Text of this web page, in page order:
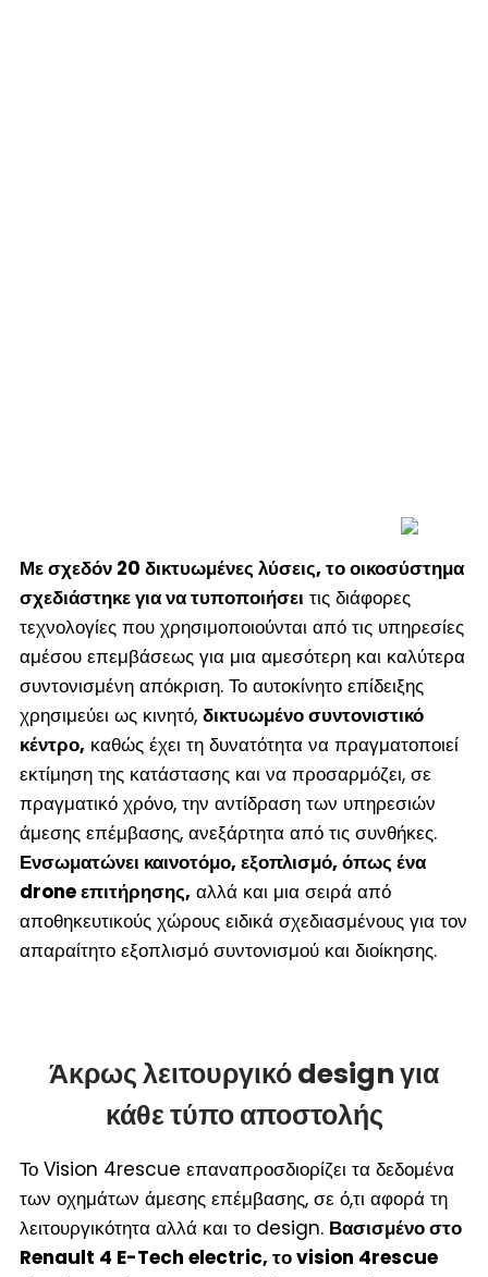
Με σχεδόν 20 δικτυωμένες λύσεις, το οικοσύστημα
σχεδιάστηκε για να τυποποιήσει τις διάφορες
τεχνολογίες που χρησιμοποιούνται από τις υπηρεσίες
αμέσου επεμβάσεως για μια αμεσότερη και καλύτερα
συντονισμένη απόκριση. Το αυτοκίνητο επίδειξης
χρησιμεύει ως κινητό, δικτυωμένο συντονιστικό
κέντρο, καθώς έχει τη δυνατότητα να πραγματοποιεί
εκτίμηση της κατάστασης και να προσαρμόζει, σε
πραγματικό χρόνο, την αντίδραση των υπηρεσιών
άμεσης επέμβασης, ανεξάρτητα από τις συνθήκες.
Ενσωματώνει καινοτόμο, εξοπλισμό, όπως ένα
drone επιτήρησης, αλλά και μια σειρά από
αποθηκευτικούς χώρους ειδικά σχεδιασμένους για τον
απαραίτητο εξοπλισμό συντονισμού και διοίκησης.
Άκρως λειτουργικό design για
κάθε τύπο αποστολής
Το Vision 4rescue επαναπροσδιορίζει τα δεδομένα
των οχημάτων άμεσης επέμβασης, σε ό,τι αφορά τη
λειτουργικότητα αλλά και το design. Βασισμένο στο
Renault 4 E-Tech electric, το vision 4rescue